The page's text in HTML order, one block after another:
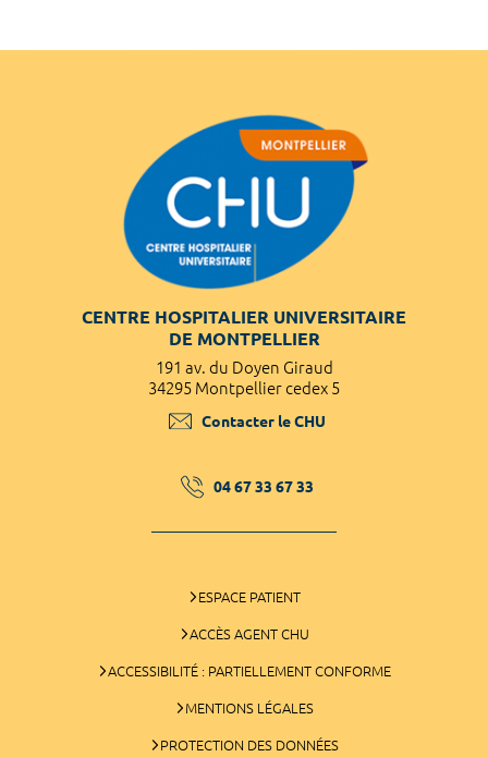
CENTRE HOSPITALIER UNIVERSITAIRE
DE MONTPELLIER
191 av. du Doyen Giraud
34295 Montpellier cedex 5
Contacter le CHU
04 67 33 67 33
ESPACE PATIENT
ACCÈS AGENT CHU
ACCESSIBILITÉ : PARTIELLEMENT CONFORME
MENTIONS LÉGALES
PROTECTION DES DONNÉES